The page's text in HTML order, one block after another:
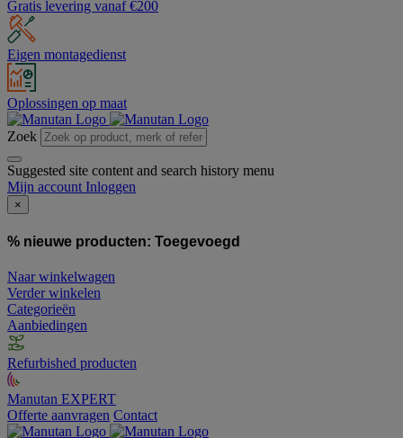
Gratis levering vanaf €200
Eigen montagedienst
Oplossingen op maat
Zoek
Suggested site content and search history menu
Mijn account Inloggen
×
% nieuwe producten: Toegevoegd
Naar winkelwagen
Verder winkelen
Categorieën
Aanbiedingen
Refurbished producten
Manutan EXPERT
Offerte aanvragen Contact